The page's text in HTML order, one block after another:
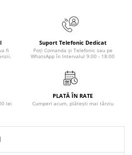
fi
Suport Telefonic Dedicat
Poți Comanda și Telefonic sau pe
WhatsApp în Intervalul 9:00 - 18:00
lei
PLATĂ ÎN RATE
Cumperi acum, plătești mai târziu